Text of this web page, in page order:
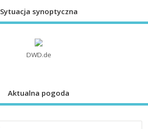
Sytuacja synoptyczna
DWD.de
Aktualna pogoda